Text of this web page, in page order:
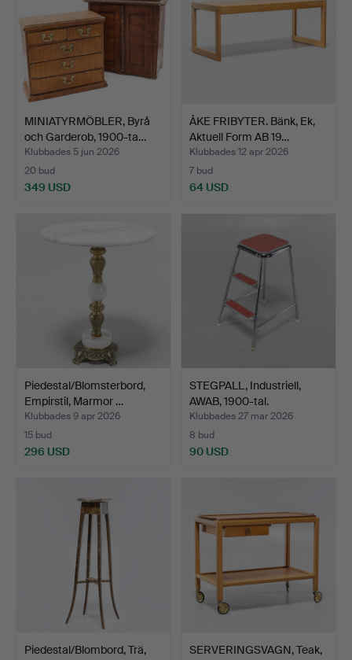
MINIATYRMÖBLER, Byrå
och Garderob, 1900-ta…
Klubbades 5 jun 2026
20 bud
349 USD
ÅKE FRIBYTER. Bänk, Ek,
Aktuell Form AB 19…
Klubbades 12 apr 2026
7 bud
64 USD
Piedestal/Blomsterbord,
Empirstil, Marmor …
Klubbades 9 apr 2026
15 bud
296 USD
STEGPALL, Industriell,
AWAB, 1900-tal.
Klubbades 27 mar 2026
8 bud
90 USD
Piedestal/Blombord, Trä,
SERVERINGSVAGN, Teak,